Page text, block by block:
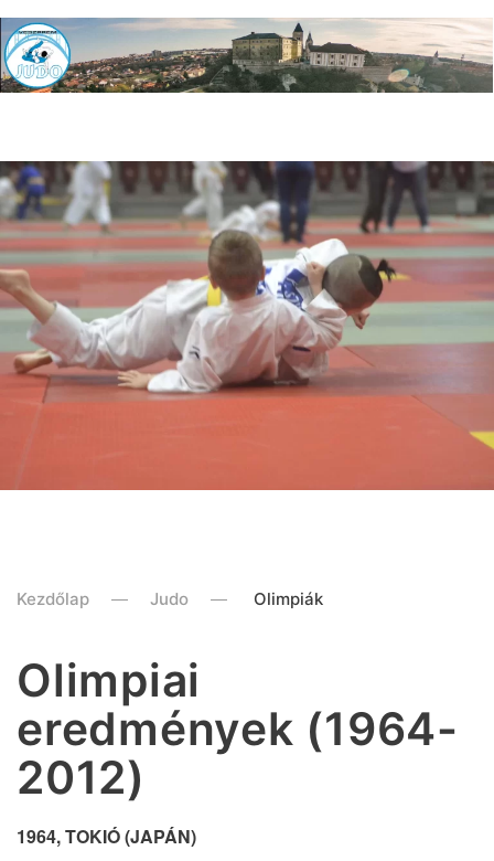
Kezdőlap Judo Olimpiák
Olimpiai
eredmények (1964-
2012)
1964, TOKIÓ (JAPÁN)